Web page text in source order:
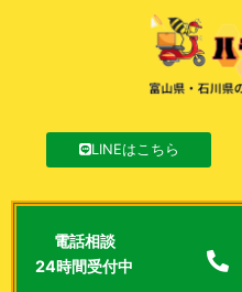
LINEはこちら
電話相談
24時間受付中